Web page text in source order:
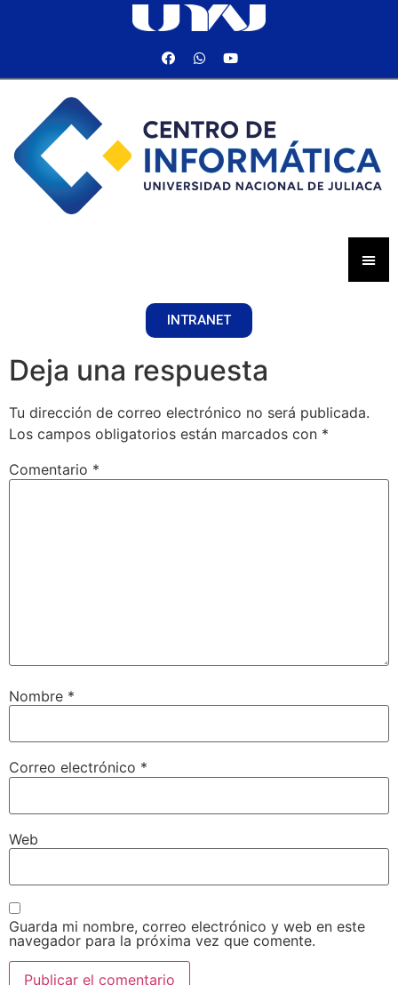
INTRANET
Deja una respuesta
Tu dirección de correo electrónico no será publicada.
Los campos obligatorios están marcados con *
Comentario *
Nombre *
Correo electrónico *
Web
Guarda mi nombre, correo electrónico y web en este
navegador para la próxima vez que comente.